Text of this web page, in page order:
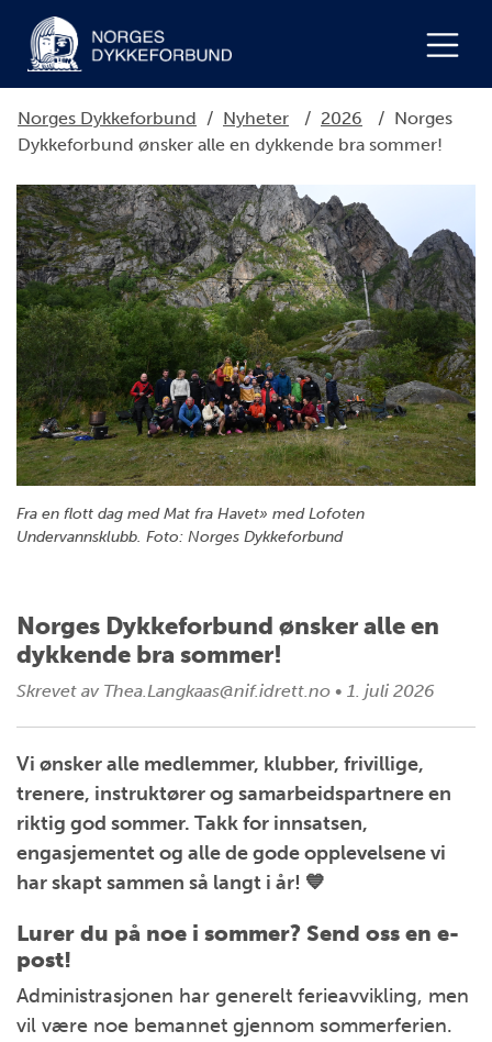
Norges Dykkeforbund / Nyheter / 2026 / Norges
Dykkeforbund ønsker alle en dykkende bra sommer!
Fra en flott dag med Mat fra Havet» med Lofoten
Undervannsklubb. Foto: Norges Dykkeforbund
Norges Dykkeforbund ønsker alle en
dykkende bra sommer!
Skrevet av Thea.Langkaas@nif.idrett.no • 1. juli 2026
Vi ønsker alle medlemmer, klubber, frivillige,
trenere, instruktører og samarbeidspartnere en
riktig god sommer. Takk for innsatsen,
engasjementet og alle de gode opplevelsene vi
har skapt sammen så langt i år! 💙
Lurer du på noe i sommer? Send oss en e-
post!
Administrasjonen har generelt ferieavvikling, men
vil være noe bemannet gjennom sommerferien.